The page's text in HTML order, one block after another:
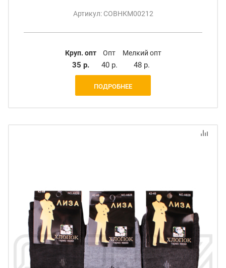
Артикул: СОВНКМ00212
Круп. опт
35 р.
Опт
40 р.
Мелкий опт
48 р.
ПОДРОБНЕЕ